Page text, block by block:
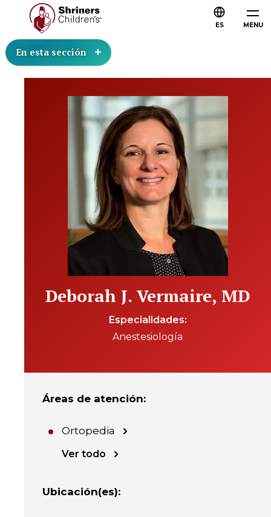
MENU
ES
En esta sección
Deborah J. Vermaire, MD
Especialidades
Anestesiología
Áreas de atención:
Ortopedia
Ver todo
Ubicación(es):